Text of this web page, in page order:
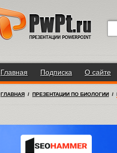
Главная Подписка О сайте
ГЛАВНАЯ / ПРЕЗЕНТАЦИИ ПО БИОЛОГИИ /